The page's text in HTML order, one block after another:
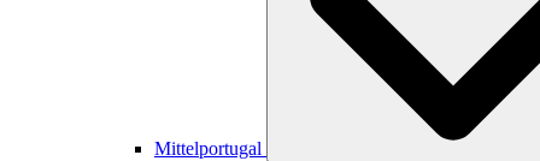
Mittelportugal